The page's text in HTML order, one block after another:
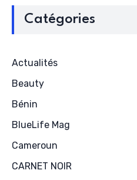
Catégories
Actualités
Beauty
Bénin
BlueLife Mag
Cameroun
CARNET NOIR